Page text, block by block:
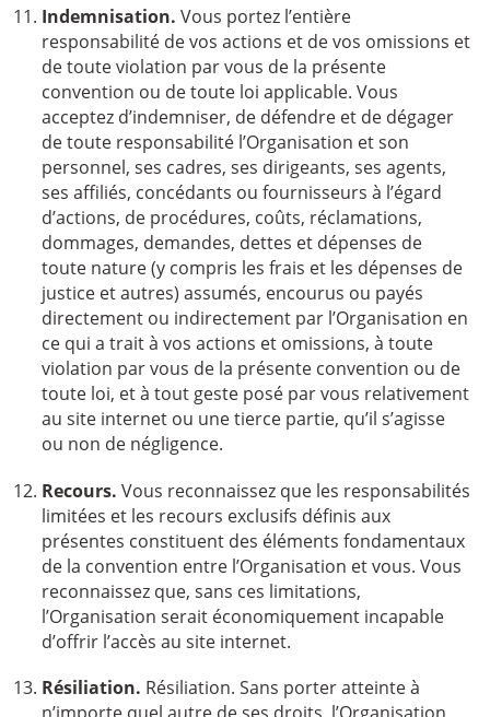
Indemnisation. Vous portez l’entière
responsabilité de vos actions et de vos omissions et
de toute violation par vous de la présente
convention ou de toute loi applicable. Vous
acceptez d’indemniser, de défendre et de dégager
de toute responsabilité l’Organisation et son
personnel, ses cadres, ses dirigeants, ses agents,
ses affiliés, concédants ou fournisseurs à l’égard
d’actions, de procédures, coûts, réclamations,
dommages, demandes, dettes et dépenses de
toute nature (y compris les frais et les dépenses de
justice et autres) assumés, encourus ou payés
directement ou indirectement par l’Organisation en
ce qui a trait à vos actions et omissions, à toute
violation par vous de la présente convention ou de
toute loi, et à tout geste posé par vous relativement
au site internet ou une tierce partie, qu’il s’agisse
ou non de négligence.
Recours. Vous reconnaissez que les responsabilités
limitées et les recours exclusifs définis aux
présentes constituent des éléments fondamentaux
de la convention entre l’Organisation et vous. Vous
reconnaissez que, sans ces limitations,
l’Organisation serait économiquement incapable
d’offrir l’accès au site internet.
Résiliation. Résiliation. Sans porter atteinte à